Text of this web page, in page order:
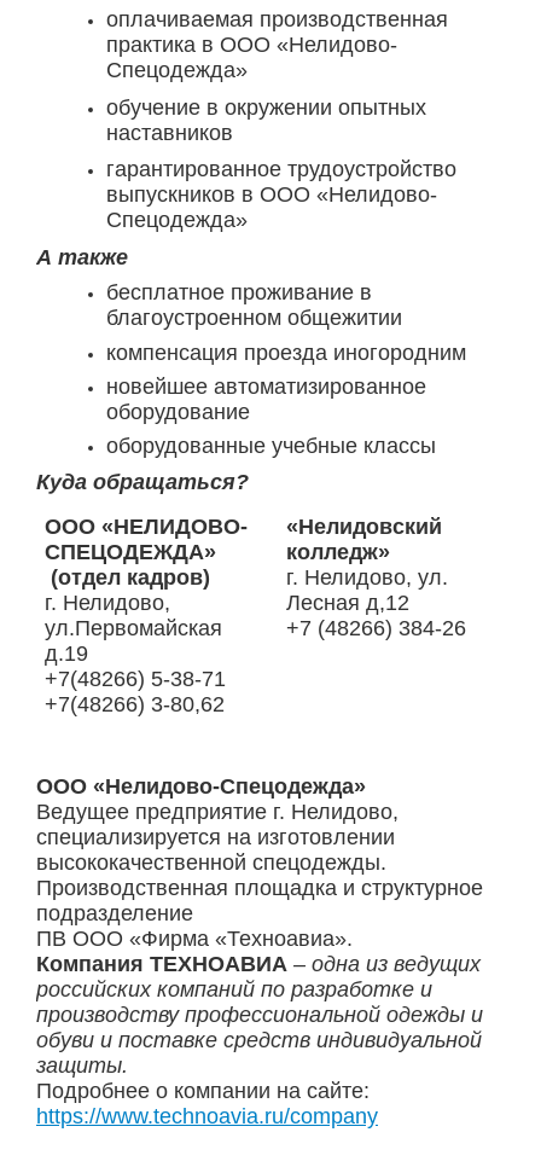
оплачиваемая производственная
практика в ООО «Нелидово-
Спецодежда»
обучение в окружении опытных
наставников
гарантированное трудоустройство
выпускников в ООО «Нелидово-
Спецодежда»
А также
бесплатное проживание в
благоустроенном общежитии
компенсация проезда иногородним
новейшее автоматизированное
оборудование
оборудованные учебные классы
Куда обращаться?
ООО «НЕЛИДОВО-
СПЕЦОДЕЖДА»
(отдел кадров)
г. Нелидово,
ул.Первомайская
д.19
+7(48266) 5-38-71
+7(48266) 3-80,62
«Нелидовский
колледж»
г. Нелидово, ул.
Лесная д,12
+7 (48266) 384-26
ООО «Нелидово-Спецодежда»
Ведущее предприятие г. Нелидово,
специализируется на изготовлении
высококачественной спецодежды.
Производственная площадка и структурное
подразделение
ПВ ООО «Фирма «Техноавиа».
Компания ТЕХНОАВИА – одна из ведущих
российских компаний по разработке и
производству профессиональной одежды и
обуви и поставке средств индивидуальной
защиты.
Подробнее о компании на сайте:
https://www.technoavia.ru/company